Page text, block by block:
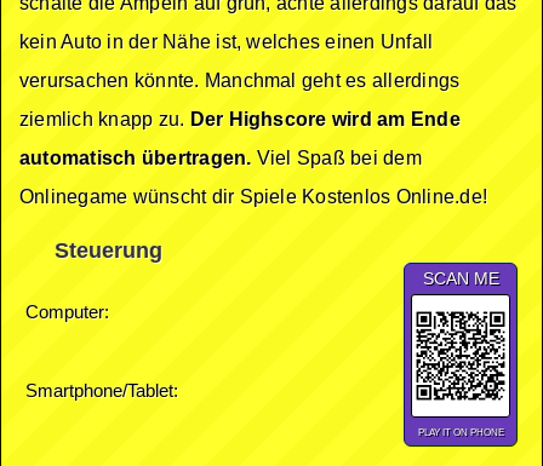
kein Auto in der Nähe ist, welches einen Unfall
verursachen könnte. Manchmal geht es allerdings
ziemlich knapp zu. Der Highscore wird am Ende
automatisch übertragen. Viel Spaß bei dem
Onlinegame wünscht dir Spiele Kostenlos Online.de!
Steuerung
Computer:
Smartphone/Tablet:
SCAN ME
PLAY IT ON PHONE